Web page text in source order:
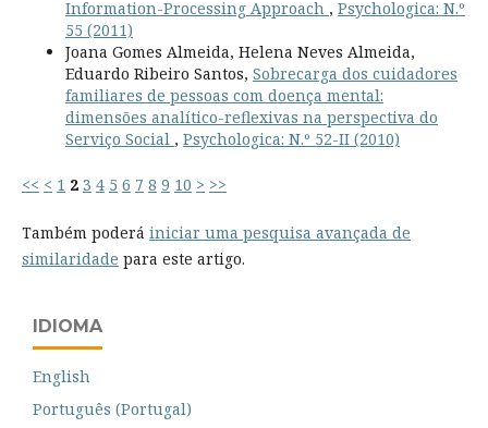
Information-Processing Approach , Psychologica: N.º
55 (2011)
Joana Gomes Almeida, Helena Neves Almeida,
Eduardo Ribeiro Santos, Sobrecarga dos cuidadores
familiares de pessoas com doença mental:
dimensões analítico-reflexivas na perspectiva do
Serviço Social , Psychologica: N.º 52-II (2010)
<< < 1 2 3 4 5 6 7 8 9 10 > >>
Também poderá iniciar uma pesquisa avançada de
similaridade para este artigo.
IDIOMA
English
Português (Portugal)